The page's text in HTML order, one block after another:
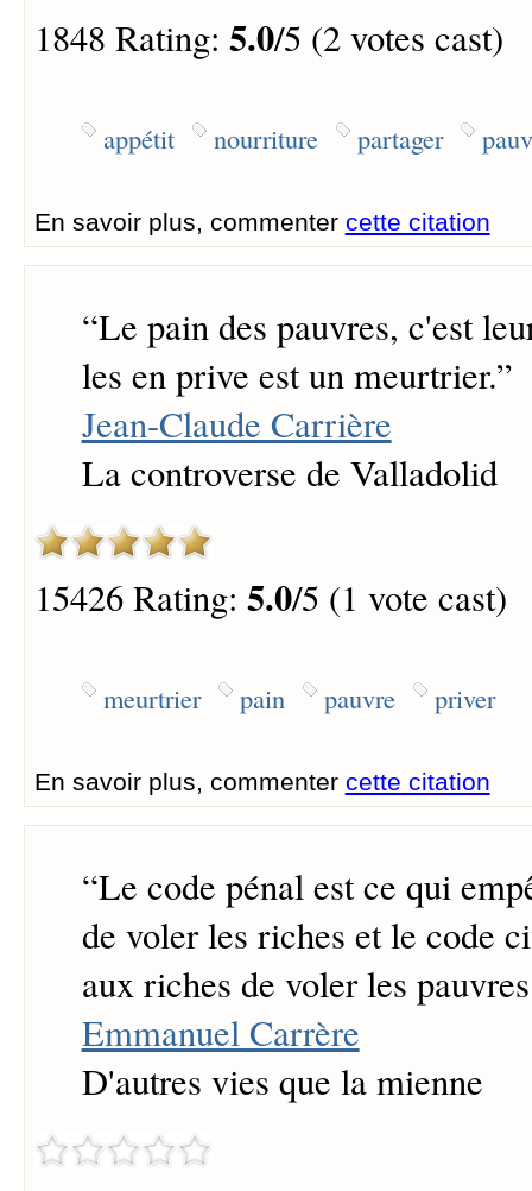
1848 Rating: 5.0/5 (2 votes cast)
appétit nourriture partager
En savoir plus, commenter cette citation
“Le pain des pauvres, c'est
les en prive est un meurtrier.”
Jean-Claude Carrière
La controverse de Valladolid
15426 Rating: 5.0/5 (1 vote cast)
meurtrier pain pauvre priver
En savoir plus, commenter cette citation
“Le code pénal est ce qui
de voler les riches et le code
aux riches de voler les
Emmanuel Carrère
D'autres vies que la mienne